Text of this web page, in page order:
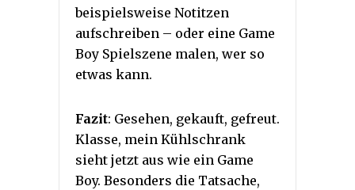
beispielsweise Notitzen
aufschreiben – oder eine Game
Boy Spielszene malen, wer so
etwas kann.
Fazit: Gesehen, gekauft, gefreut.
Klasse, mein Kühlschrank
sieht jetzt aus wie ein Game
Boy. Besonders die Tatsache,